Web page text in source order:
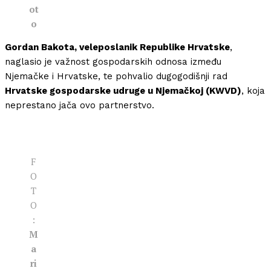
ot
o
Gordan Bakota, veleposlanik Republike Hrvatske,
naglasio je važnost gospodarskih odnosa između
Njemačke i Hrvatske, te pohvalio dugogodišnji rad
Hrvatske gospodarske udruge u Njemačkoj (KWVD), koja
neprestano jača ovo partnerstvo.
F
O
T
O
:
M
a
ri